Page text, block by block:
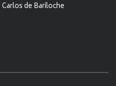
de Bariloche